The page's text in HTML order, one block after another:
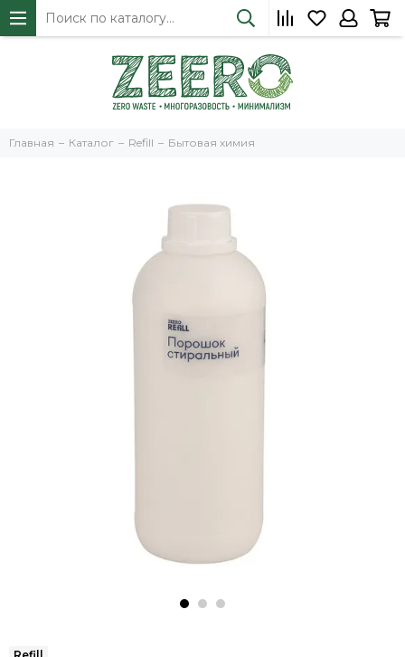
Главная Каталог Refill Бытовая химия